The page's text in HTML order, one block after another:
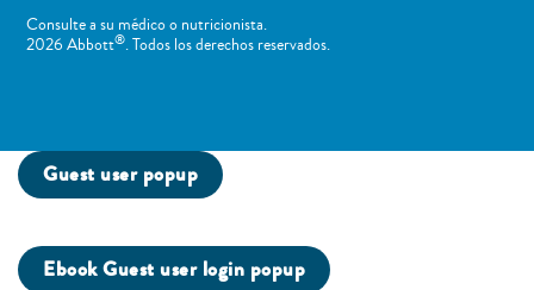
Consulte a su médico o nutricionista.
2026 Abbott®. Todos los derechos reservados.
Guest user popup
Ebook Guest user login popup